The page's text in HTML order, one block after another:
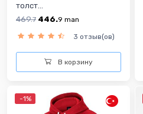
толст...
469.7 446.9 man
3 отзыв(ов)
В корзину
-1%